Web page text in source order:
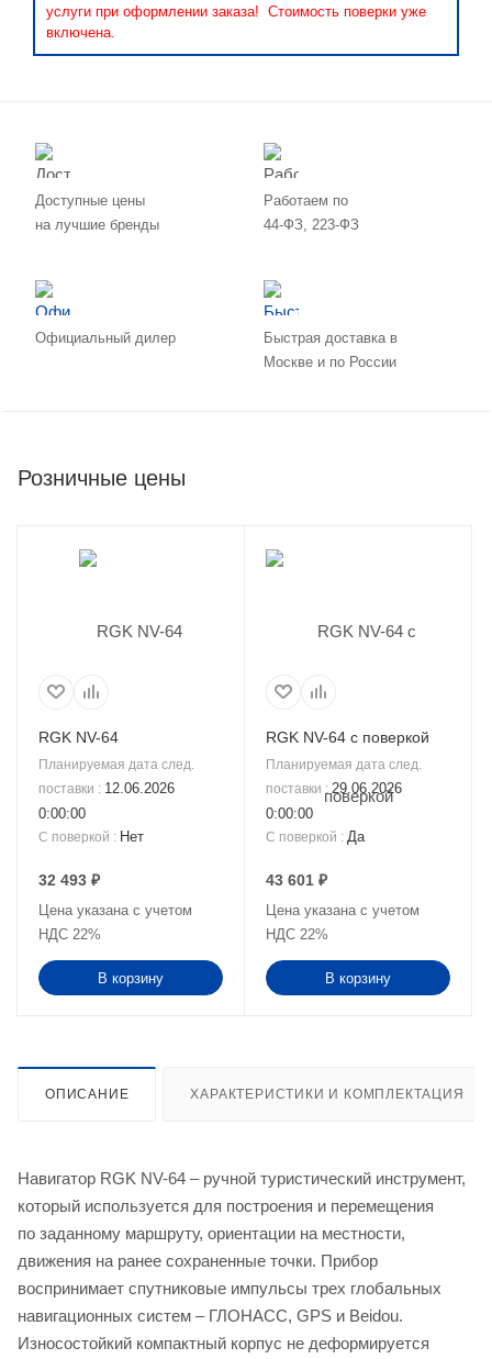
услуги при оформлении заказа! Стоимость поверки уже
включена.
Доступные цены
на лучшие бренды
Работаем по
44-ФЗ, 223-ФЗ
Официальный дилер
Быстрая доставка в
Москве и по России
Розничные цены
RGK NV-64
Планируемая дата след.
поставки : 12.06.2026
0:00:00
С поверкой : Нет
32 493 ₽
Цена указана с учетом
НДС 22%
В корзину
RGK NV-64 с поверкой
Планируемая дата след.
поставки : 29.06.2026
0:00:00
С поверкой : Да
43 601 ₽
Цена указана с учетом
НДС 22%
В корзину
ОПИСАНИЕ ХАРАКТЕРИСТИКИ И КОМПЛЕКТАЦИЯ
Навигатор RGK NV-64 – ручной туристический инструмент,
который используется для построения и перемещения
по заданному маршруту, ориентации на местности,
движения на ранее сохраненные точки. Прибор
воспринимает спутниковые импульсы трех глобальных
навигационных систем – ГЛОНАСС, GPS и Beidou.
Износостойкий компактный корпус не деформируется